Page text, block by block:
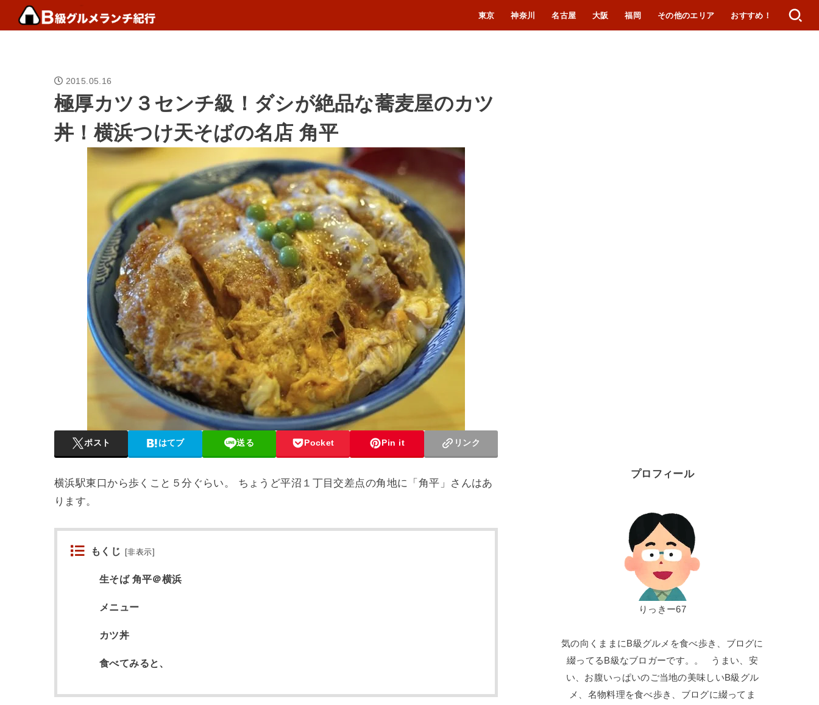
東京 神奈川 名古屋 大阪 福岡 その他のエリア おすすめ！
2015.05.16
極厚カツ３センチ級！ダシが絶品な蕎麦屋のカツ
丼！横浜つけ天そばの名店 角平
ポスト はてブ 送る Pocket Pin it リンク
横浜駅東口から歩くこと５分ぐらい。 ちょうど平沼１丁目交差点の角地に「角平」さんはあ
ります。
もくじ [非表示]
生そば 角平＠横浜
メニュー
カツ丼
食べてみると、
プロフィール
りっきー67
気の向くままにB級グルメを食べ歩き、ブログに
綴ってるB級なブロガーです。。 うまい、安
い、お腹いっぱいのご当地の美味しいB級グル
メ、名物料理を食べ歩き、ブログに綴ってま